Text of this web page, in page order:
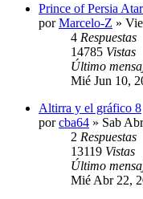
Prince of Persia
porMarcelo-Z »
4 Respuestas
14785 Vistas
Último
Mié Jun 10,
Altirra y el gráfico 8
porcba64 » Sab
2 Respuestas
13119 Vistas
Último
Mié Abr 22,